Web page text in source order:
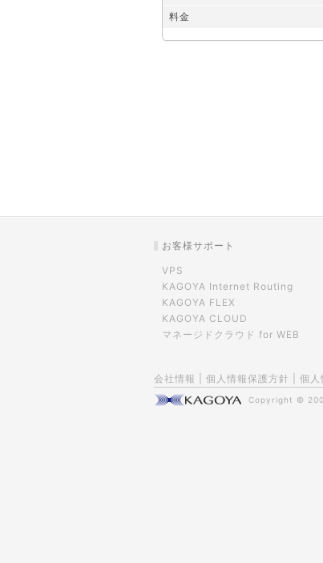
料金
お客様サポート
VPS
KAGOYA Internet Routing
KAGOYA FLEX
KAGOYA CLOUD
マネージドクラウド for WEB
会社情報 個人情報保護方針 個人
Copyright ©